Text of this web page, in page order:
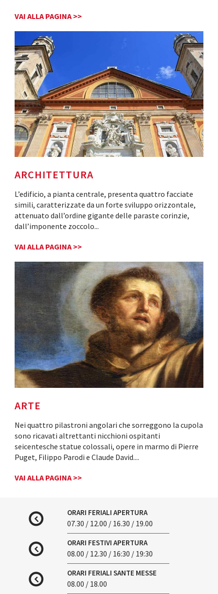
VAI ALLA PAGINA >>
ARCHITETTURA
L’edificio, a pianta centrale, presenta quattro facciate
simili, caratterizzate da un forte sviluppo orizzontale,
attenuato dall’ordine gigante delle paraste corinzie,
dall’imponente zoccolo...
VAI ALLA PAGINA >>
ARTE
Nei quattro pilastroni angolari che sorreggono la cupola
sono ricavati altrettanti nicchioni ospitanti
seicentesche statue colossali, opere in marmo di Pierre
Puget, Filippo Parodi e Claude David....
VAI ALLA PAGINA >>
ORARI FERIALI APERTURA
07.30 / 12.00 / 16.30 / 19.00
ORARI FESTIVI APERTURA
08.00 / 12.30 / 16:30 / 19:30
ORARI FERIALI SANTE MESSE
08.00 / 18.00